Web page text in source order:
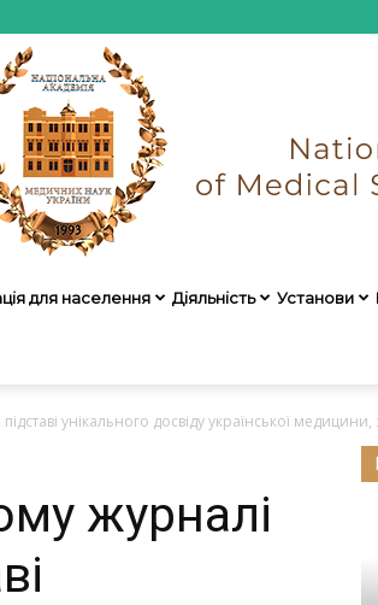
України
для населення Діяльність Установи
унікального досвіду української медицини,
журналі